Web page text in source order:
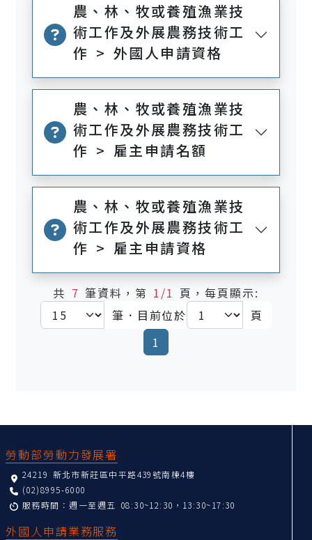
農、林、牧或養殖漁業技
術工作及外展農務技術工
作 > 外國人申請資格
農、林、牧或養殖漁業技
術工作及外展農務技術工
作 > 雇主申請名額
農、林、牧或養殖漁業技
術工作及外展農務技術工
作 > 雇主申請資格
共 7筆資料，第 1/1 頁，每頁顯示:
筆．目前位於
頁
1
勞動部勞動力發展署
24219 新北市新莊區中平路439號南棟4樓
(02)8995-6000
服務時間：週一至週五 08:30~12:30，13:30~17:30
外國人申請業務服務